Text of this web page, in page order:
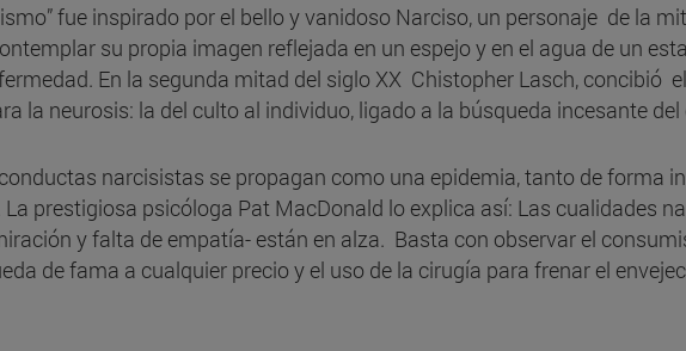
fue inspirado por el bello y vanidoso Narciso, un personaje de la
su propia imagen reflejada en un espejo y en el agua de un
En la segunda mitad del siglo XX Chistopher Lasch,
la neurosis: la del culto al individuo, ligado a la búsqueda incesante del
narcisistas se propagan como una epidemia, tanto de forma
prestigiosa psicóloga Pat MacDonald lo explica así: Las cualidades
y falta de empatía- están en alza. Basta con observar el
de fama a cualquier precio y el uso de la cirugía para frenar el